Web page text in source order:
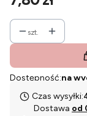
szt.
Dostępność:na
Czas wysyłki:
Dostawa od